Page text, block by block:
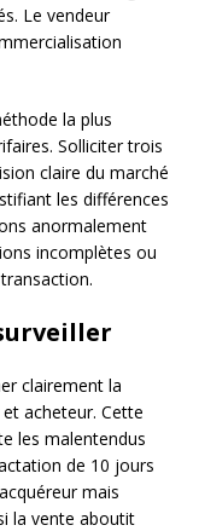
Le vendeur
la plus
Solliciter trois
claire du marché
les différences
anormalement
incomplètes ou
clairement la
acheteur. Cette
les malentendus
de 10 jours
mais
la vente aboutit